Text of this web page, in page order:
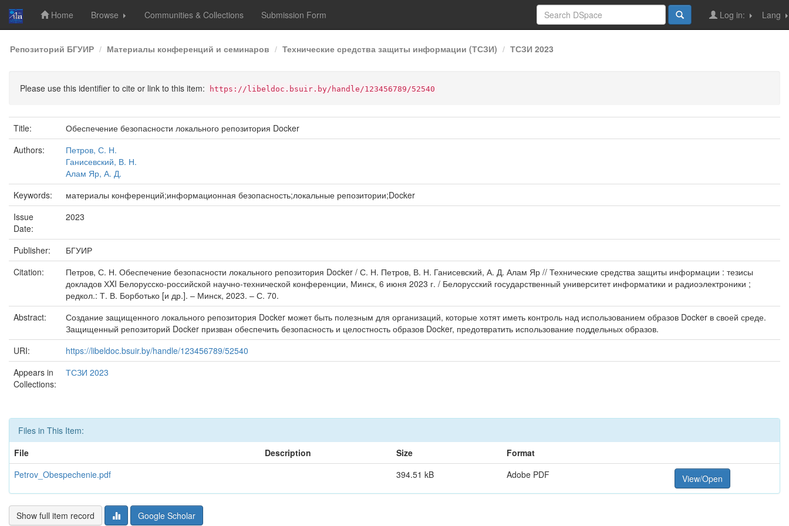
Skip
navigation
Home Browse Communities & Collections Submission Form Lang
Log in:
Репозиторий БГУИР Материалы конференций и семинаров Технические средства защиты информации (ТСЗИ) ТСЗИ 2023
Please use this identifier to cite or link to this item: https://libeldoc.bsuir.by/handle/123456789/52540
Title:
Обеспечение безопасности локального репозитория Docker
Authors:
Петров, С. Н.
Ганисевский, В. Н.
Алам Яр, А. Д.
Keywords:
материалы конференций;информационная безопасность;локальные репозитории;Docker
Issue
Date:
2023
Publisher:
БГУИР
Citation:
Петров, С. Н. Обеспечение безопасности локального репозитория Docker / С. Н. Петров, В. Н. Ганисевский, А. Д. Алам Яр // Технические средства защиты информации : тезисы
докладов ХXI Белорусско-российской научно-технической конференции, Минск, 6 июня 2023 г. / Белорусский государственный университет информатики и радиоэлектроники ;
редкол.: Т. В. Борботько [и др.]. – Минск, 2023. – С. 70.
Abstract:
Создание защищенного локального репозитория Docker может быть полезным для организаций, которые хотят иметь контроль над использованием образов Docker в своей среде.
Защищенный репозиторий Docker призван обеспечить безопасность и целостность образов Docker, предотвратить использование поддельных образов.
URI:
https://libeldoc.bsuir.by/handle/123456789/52540
Appears in
Collections:
ТСЗИ 2023
Files in This Item:
File
Description Size
Format
Petrov_Obespechenie.pdf
394.51 kB Adobe PDF View/Open
Show full item record Google Scholar